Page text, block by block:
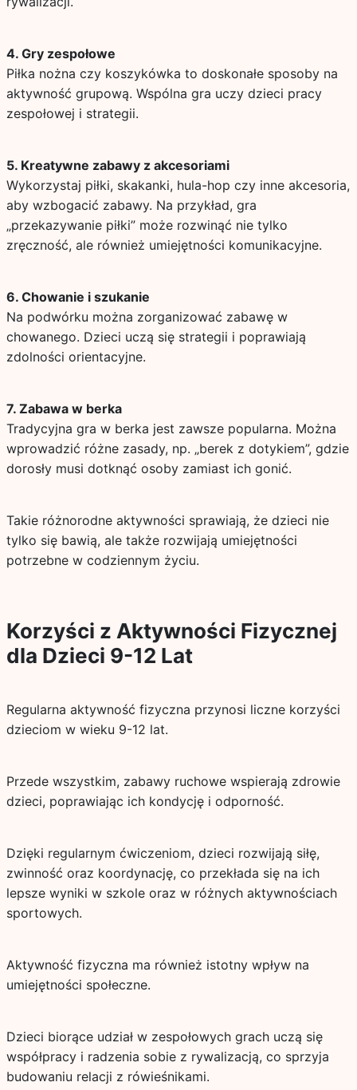
4. Gry zespołowe
Piłka nożna czy koszykówka to doskonałe sposoby na
aktywność grupową. Wspólna gra uczy dzieci pracy
zespołowej i strategii.
5. Kreatywne zabawy z akcesoriami
Wykorzystaj piłki, skakanki, hula-hop czy inne akcesoria,
aby wzbogacić zabawy. Na przykład, gra
„przekazywanie piłki” może rozwinąć nie tylko
zręczność, ale również umiejętności komunikacyjne.
6. Chowanie i szukanie
Na podwórku można zorganizować zabawę w
chowanego. Dzieci uczą się strategii i poprawiają
zdolności orientacyjne.
7. Zabawa w berka
Tradycyjna gra w berka jest zawsze popularna. Można
wprowadzić różne zasady, np. „berek z dotykiem”, gdzie
dorosły musi dotknąć osoby zamiast ich gonić.
Takie różnorodne aktywności sprawiają, że dzieci nie
tylko się bawią, ale także rozwijają umiejętności
potrzebne w codziennym życiu.
Korzyści z Aktywności Fizycznej
dla Dzieci 9-12 Lat
Regularna aktywność fizyczna przynosi liczne korzyści
dzieciom w wieku 9-12 lat.
Przede wszystkim, zabawy ruchowe wspierają zdrowie
dzieci, poprawiając ich kondycję i odporność.
Dzięki regularnym ćwiczeniom, dzieci rozwijają siłę,
zwinność oraz koordynację, co przekłada się na ich
lepsze wyniki w szkole oraz w różnych aktywnościach
sportowych.
Aktywność fizyczna ma również istotny wpływ na
umiejętności społeczne.
Dzieci biorące udział w zespołowych grach uczą się
współpracy i radzenia sobie z rywalizacją, co sprzyja
budowaniu relacji z rówieśnikami.